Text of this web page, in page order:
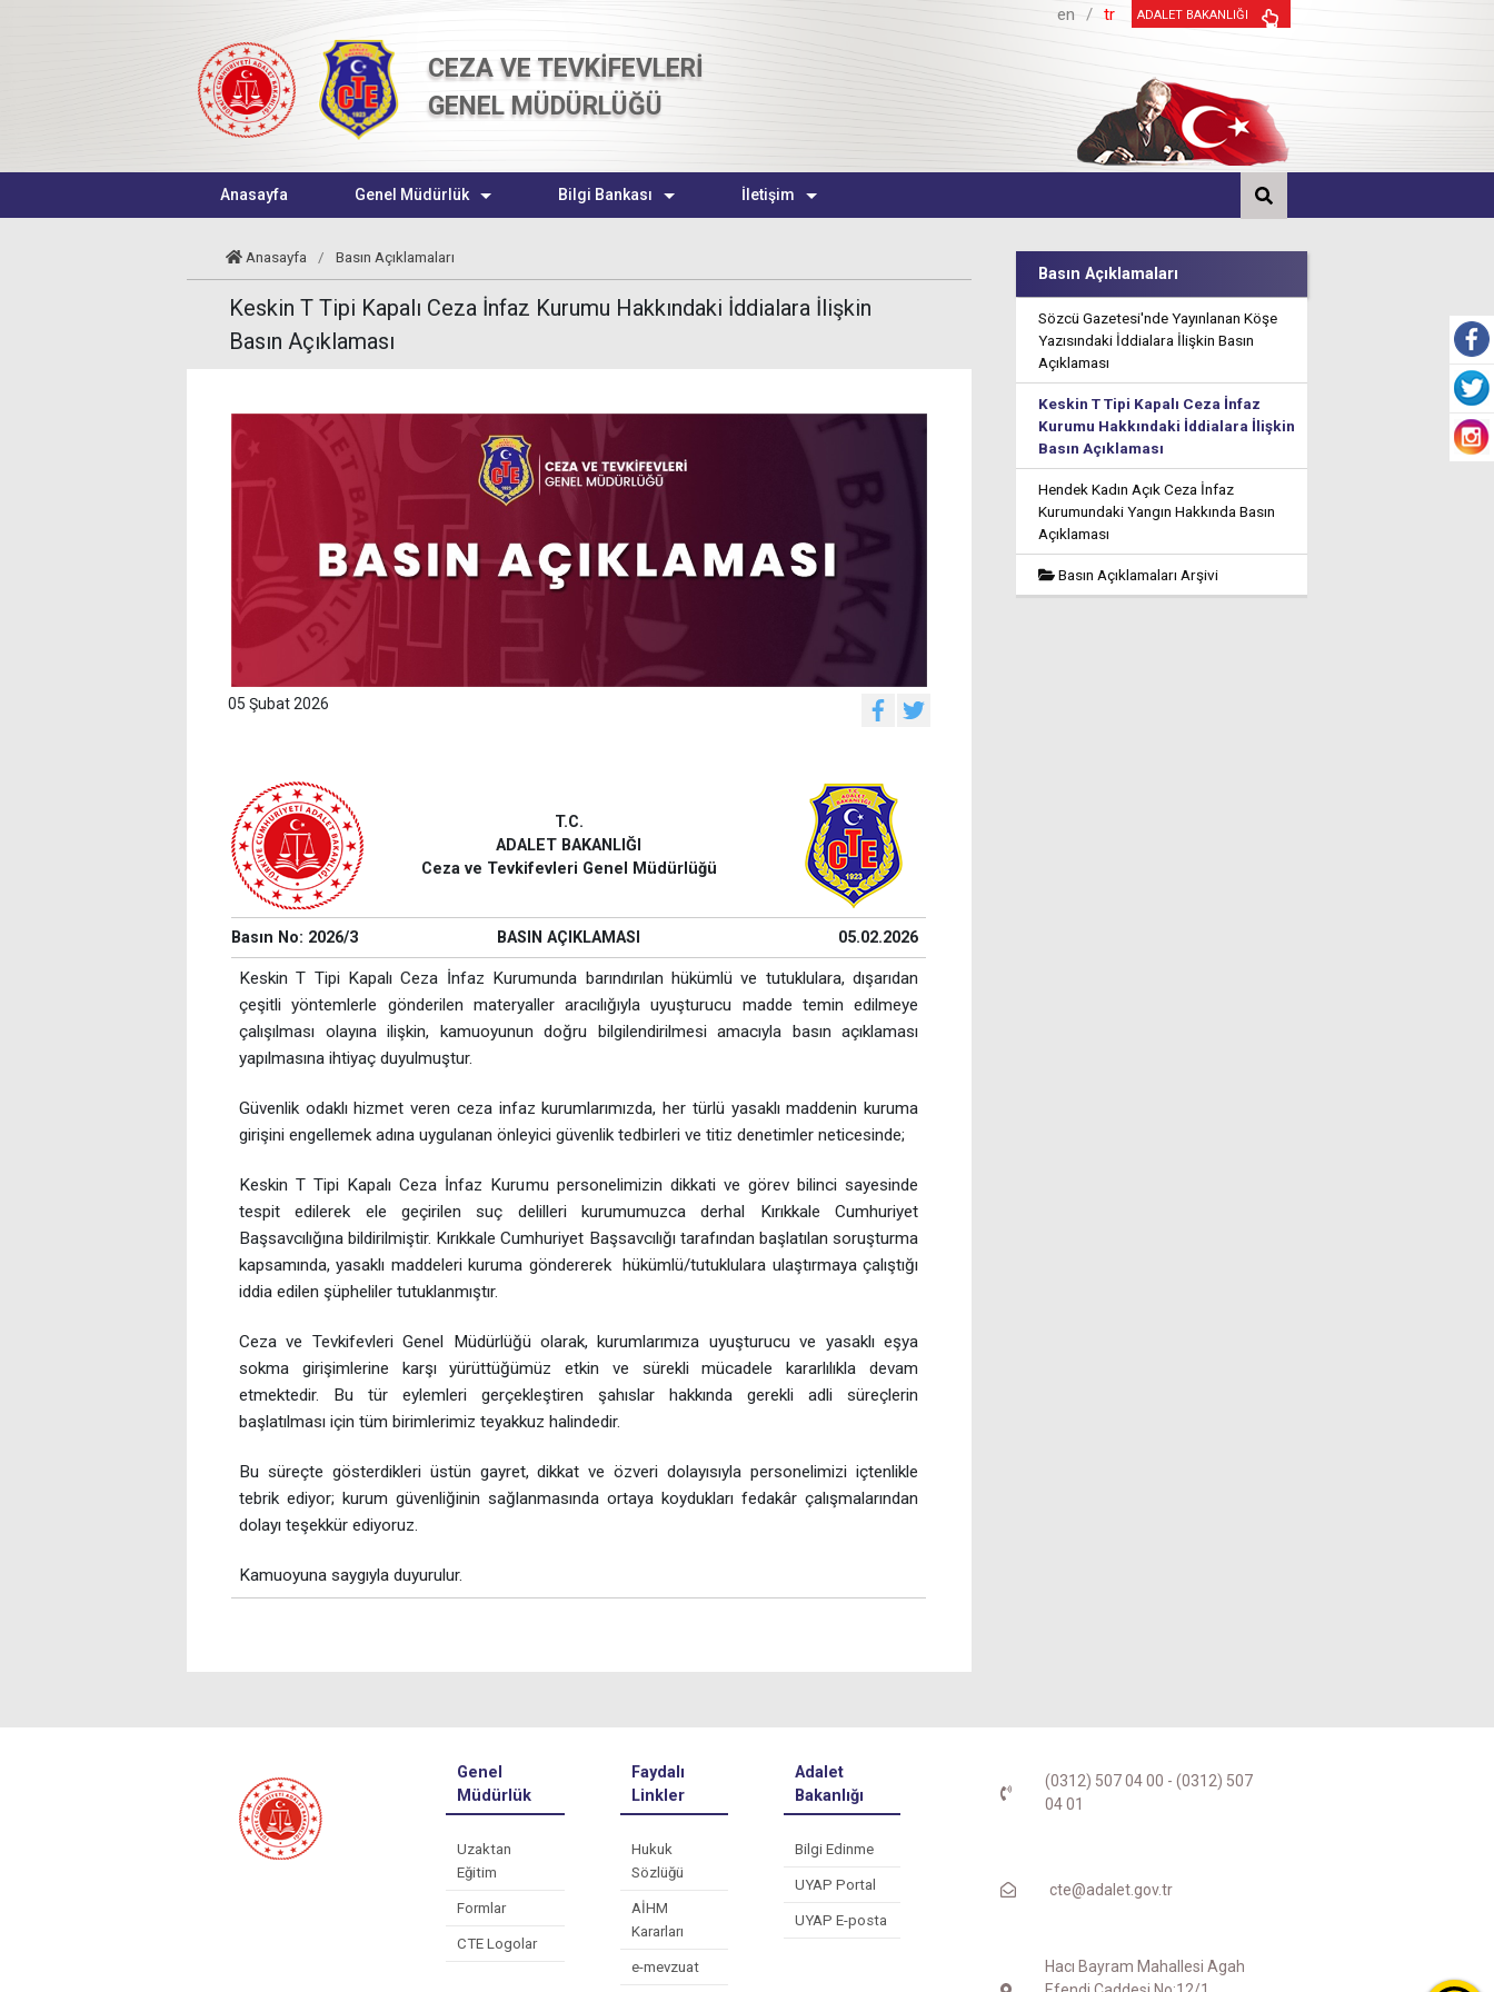
CEZA VE TEVKİFEVLERİ
GENEL MÜDÜRLÜĞÜ
en / tr ADALET BAKANLIĞI
Anasayfa Genel Müdürlük Bilgi Bankası İletişim
Anasayfa / Basın Açıklamaları
Keskin T Tipi Kapalı Ceza İnfaz Kurumu Hakkındaki İddialara İlişkin
Basın Açıklaması
05 Şubat 2026
T.C.
ADALET BAKANLIĞI
Ceza ve Tevkifevleri Genel Müdürlüğü
Basın No: 2026/3 BASIN AÇIKLAMASI 05.02.2026
Keskin T Tipi Kapalı Ceza İnfaz Kurumunda barındırılan hükümlü ve tutuklulara, dışarıdan
çeşitli yöntemlerle gönderilen materyaller aracılığıyla uyuşturucu madde temin edilmeye
çalışılması olayına ilişkin, kamuoyunun doğru bilgilendirilmesi amacıyla basın açıklaması
yapılmasına ihtiyaç duyulmuştur.
Güvenlik odaklı hizmet veren ceza infaz kurumlarımızda, her türlü yasaklı maddenin kuruma
girişini engellemek adına uygulanan önleyici güvenlik tedbirleri ve titiz denetimler neticesinde;
Keskin T Tipi Kapalı Ceza İnfaz Kurumu personelimizin dikkati ve görev bilinci sayesinde
tespit edilerek ele geçirilen suç delilleri kurumumuzca derhal Kırıkkale Cumhuriyet
Başsavcılığına bildirilmiştir. Kırıkkale Cumhuriyet Başsavcılığı tarafından başlatılan soruşturma
kapsamında, yasaklı maddeleri kuruma göndererek hükümlü/tutuklulara ulaştırmaya çalıştığı
iddia edilen şüpheliler tutuklanmıştır.
Ceza ve Tevkifevleri Genel Müdürlüğü olarak, kurumlarımıza uyuşturucu ve yasaklı eşya
sokma girişimlerine karşı yürüttüğümüz etkin ve sürekli mücadele kararlılıkla devam
etmektedir. Bu tür eylemleri gerçekleştiren şahıslar hakkında gerekli adli süreçlerin
başlatılması için tüm birimlerimiz teyakkuz halindedir.
Bu süreçte gösterdikleri üstün gayret, dikkat ve özveri dolayısıyla personelimizi içtenlikle
tebrik ediyor; kurum güvenliğinin sağlanmasında ortaya koydukları fedakâr çalışmalarından
dolayı teşekkür ediyoruz.
Kamuoyuna saygıyla duyurulur.
Basın Açıklamaları
Sözcü Gazetesi'nde Yayınlanan Köşe
Yazısındaki İddialara İlişkin Basın
Açıklaması
Keskin T Tipi Kapalı Ceza İnfaz
Kurumu Hakkındaki İddialara İlişkin
Basın Açıklaması
Hendek Kadın Açık Ceza İnfaz
Kurumundaki Yangın Hakkında Basın
Açıklaması
Basın Açıklamaları Arşivi
Genel
Müdürlük
Uzaktan
Eğitim
Formlar
CTE Logolar
Faydalı
Linkler
Hukuk
Sözlüğü
AİHM
Kararları
e-mevzuat
Adalet
Bakanlığı
Bilgi Edinme
UYAP Portal
UYAP E-posta
(0312) 507 04 00 - (0312) 507
04 01
cte@adalet.gov.tr
Hacı Bayram Mahallesi Agah